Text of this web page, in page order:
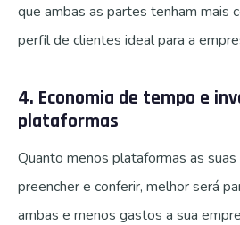
que ambas as partes tenham mais
perfil de clientes ideal para a
4. Economia de tempo e
plataformas
Quanto menos plataformas as
preencher e conferir, melhor será
ambas e menos gastos a sua